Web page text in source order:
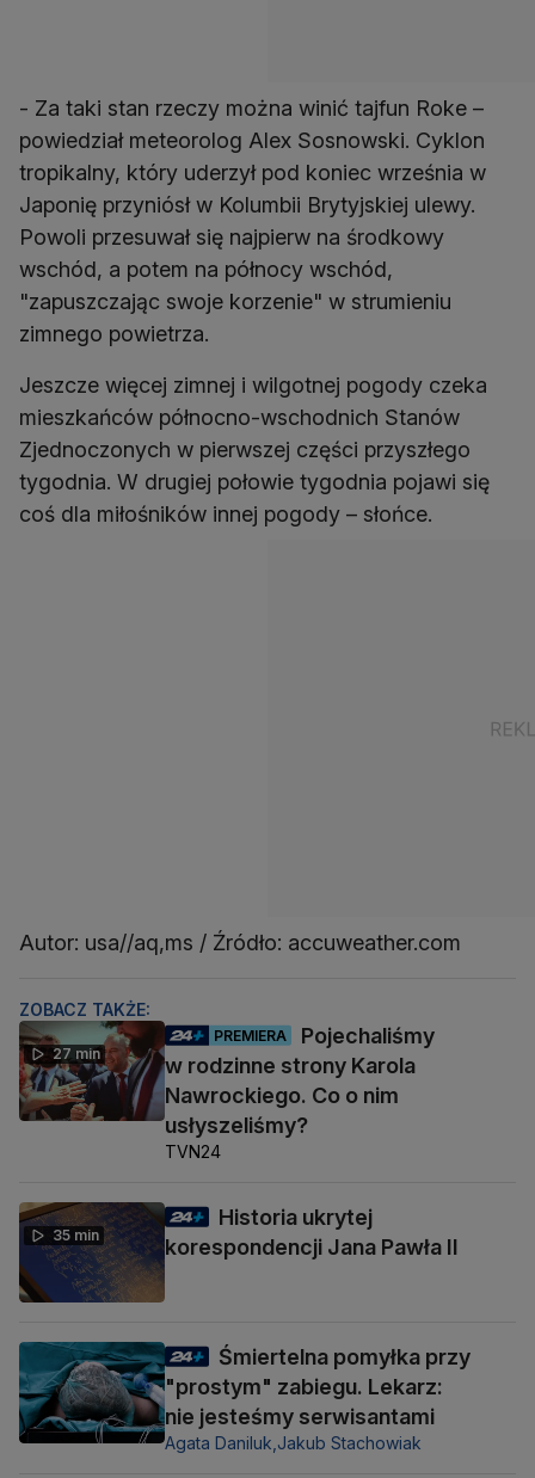
- Za taki stan rzeczy można winić tajfun Roke –
powiedział meteorolog Alex Sosnowski. Cyklon
tropikalny, który uderzył pod koniec września w
Japonię przyniósł w Kolumbii Brytyjskiej ulewy.
Powoli przesuwał się najpierw na środkowy
wschód, a potem na północy wschód,
"zapuszczając swoje korzenie" w strumieniu
zimnego powietrza.
Jeszcze więcej zimnej i wilgotnej pogody czeka
mieszkańców północno-wschodnich Stanów
Zjednoczonych w pierwszej części przyszłego
tygodnia. W drugiej połowie tygodnia pojawi się
coś dla miłośników innej pogody – słońce.
Autor: usa//aq,ms / Źródło: accuweather.com
ZOBACZ TAKŻE:
27 min
PREMIERA
Pojechaliśmy
w rodzinne strony Karola
Nawrockiego. Co o nim
usłyszeliśmy?
TVN24
35 min
Historia ukrytej
korespondencji Jana Pawła II
Śmiertelna pomyłka przy
"prostym" zabiegu. Lekarz:
nie jesteśmy serwisantami
Agata Daniluk,Jakub Stachowiak